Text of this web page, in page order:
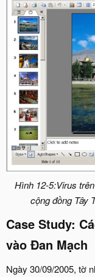
Hình 12-5:Virus
cộng đồng Tây
Case Study:
vào Đan Mạch
Ngày 30/09/2005, tờ